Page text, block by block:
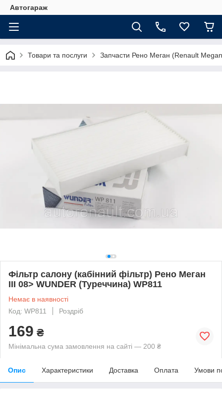
Автогараж
Товари та послуги Запчасти Рено Меган (Renault
Фільтр салону (кабінний фільтр) Рено Меган
III 08> WUNDER (Туреччина) WP811
Немає в наявності
Код: WP811
Роздріб
169 ₴
Мінімальна сума замовлення на сайті — 200 ₴
Опис Характеристики Доставка Оплата Умови